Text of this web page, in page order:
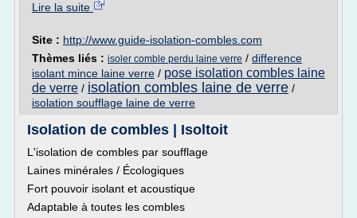
Lire la suite
Site : http://www.guide-isolation-combles.com
Thèmes liés : isoler comble perdu laine verre / difference
isolant mince laine verre / pose isolation combles laine
de verre / isolation combles laine de verre /
isolation soufflage laine de verre
Isolation de combles | Isoltoit
L'isolation de combles par soufflage
Laines minérales / Écologiques
Fort pouvoir isolant et acoustique
Adaptable à toutes les combles